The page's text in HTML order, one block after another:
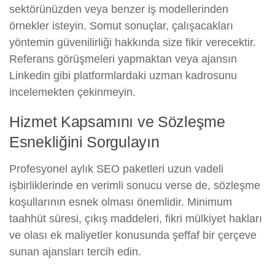
sektörünüzden veya benzer iş modellerinden
örnekler isteyin. Somut sonuçlar, çalışacakları
yöntemin güvenilirliği hakkında size fikir verecektir.
Referans görüşmeleri yapmaktan veya ajansın
Linkedin gibi platformlardaki uzman kadrosunu
incelemekten çekinmeyin.
Hizmet Kapsamını ve Sözleşme
Esnekliğini Sorgulayın
Profesyonel aylık SEO paketleri uzun vadeli
işbirliklerinde en verimli sonucu verse de, sözleşme
koşullarının esnek olması önemlidir. Minimum
taahhüt süresi, çıkış maddeleri, fikri mülkiyet hakları
ve olası ek maliyetler konusunda şeffaf bir çerçeve
sunan ajansları tercih edin.